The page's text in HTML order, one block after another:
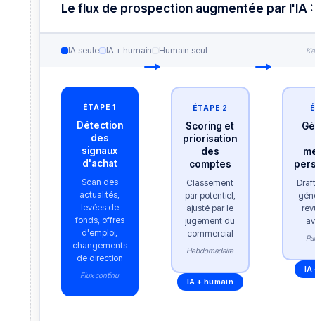
Le flux de prospection augmentée par l'IA
ÉTAPE 1
Détection
des
signaux
d'achat
Scan des
actualités,
levées de
fonds, offres
d'emploi,
changements
de direction
Flux continu
ÉTAPE 2
Scoring et
priorisation
des
comptes
Classement
par potentiel,
ajusté par le
jugement du
commercial
Hebdomadaire
IA + humain
IA
IA seule IA + humain Humain seul